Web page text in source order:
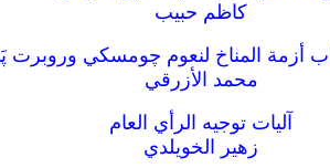
كاظم حبيب
أزمة المناخ لنعوم چومسكي وروبرت
محمد الأزرقي
آليات توجيه الرأي العام
زهير الخويلدي